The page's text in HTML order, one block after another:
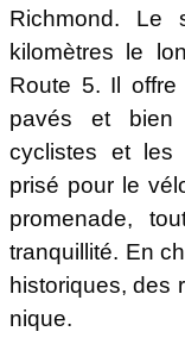
Richmond. Le
kilomètres le
Route 5. Il offre
pavés et bien
cyclistes et les
prisé pour le
promenade,
tranquillité. En
historiques, des
nique.